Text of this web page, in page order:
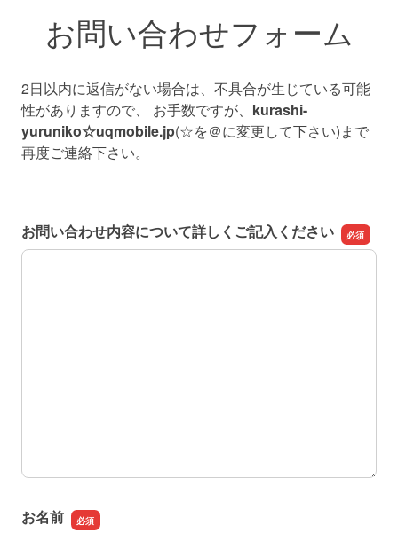
お問い合わせフォーム
2日以内に返信がない場合は、不具合が生じている可能
性がありますので、 お手数ですが、 kurashi-
yuruniko☆uqmobile.jp(☆を＠に変更して下さい)まで
再度ご連絡下さい。
お問い合わせ内容について詳しくご記入ください
お問い合わせ内容について詳しくご記入ください
お名前